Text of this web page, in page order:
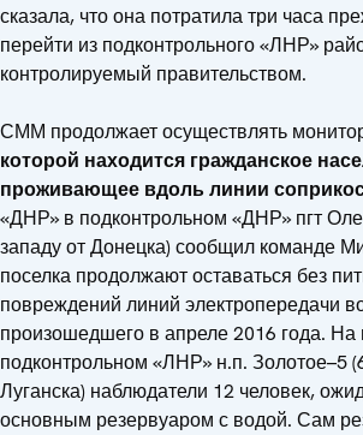
сказала, что она потратила три часа
перейти из подконтрольного «ЛНР»
контролируемый правительством.
СММ продолжает осуществлять
которой находится гражданское
проживающее вдоль линии
«ДНР» в подконтрольном «ДНР» пгт
западу от Донецка) сообщил команде
поселка продолжают оставаться без
повреждений линий электропередачи
произошедшего в апреле 2016 года.
подконтрольном «ЛНР» н.п. Золотое–5
Луганска) наблюдатели 12 человек,
основным резервуаром с водой. Сам